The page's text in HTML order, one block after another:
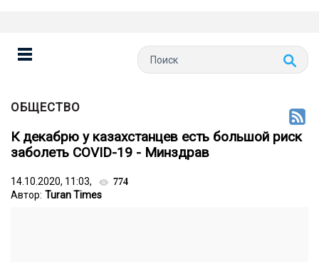
ОБЩЕСТВО
К декабрю у казахстанцев есть большой риск
заболеть COVID-19 - Минздрав
14.10.2020, 11:03, 774
Автор: Turan Times